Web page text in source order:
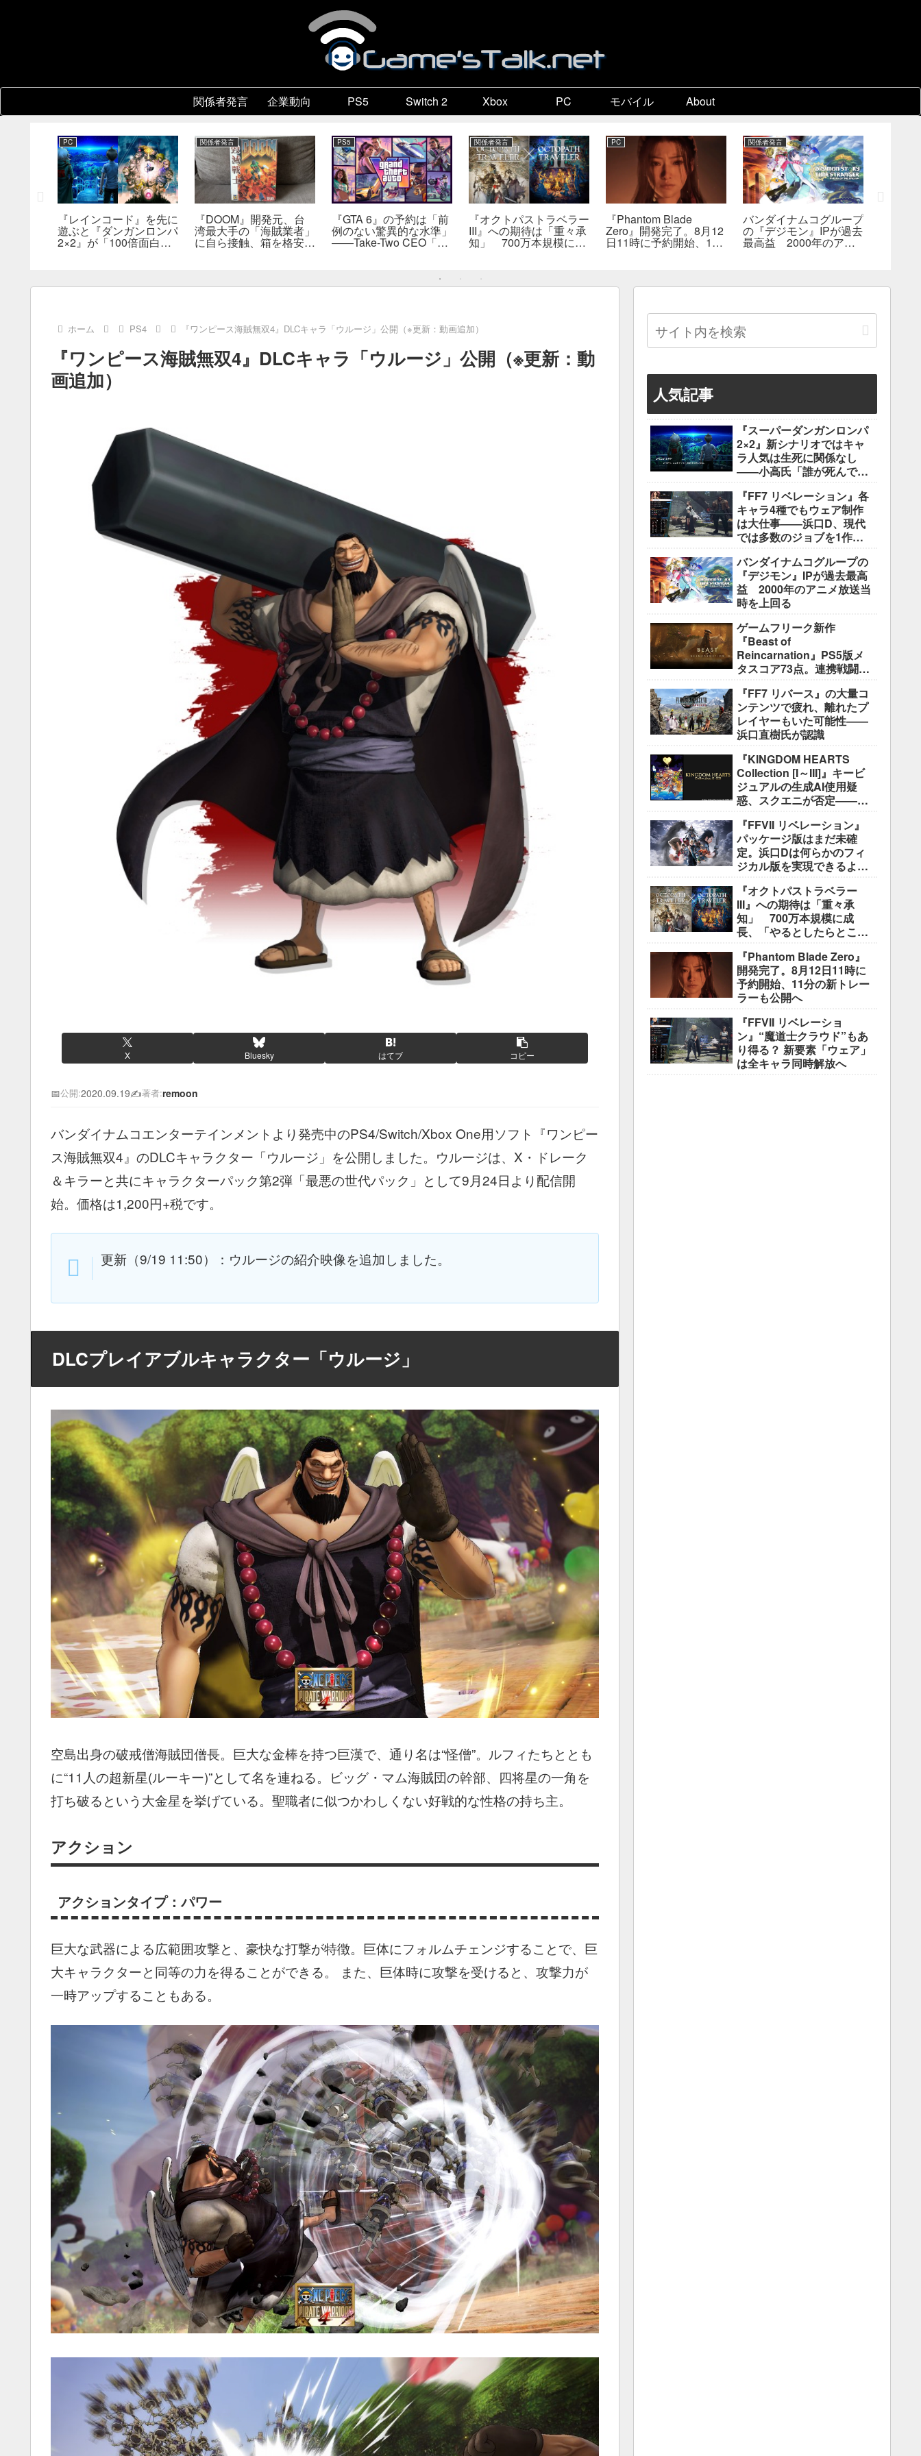
関係者発言 企業動向 PS5 Switch 2 Xbox PC モバイル About
PC
『レインコード』を先に
遊ぶと『ダンガンロンパ
2×2』が「100倍面白く
関係者発言
『DOOM』開発元、台
湾最大手の「海賊業者」
に自ら接触、箱を格安で
PS5
『GTA 6』の予約は「前
例のない驚異的な水準」
――Take-Two CEO「販
関係者発言
『オクトパストラベラー
III』への期待は「重々承
知」 700万本規模に成
也氏
PC
『Phantom Blade
Zero』開発完了。8月12
日11時に予約開始、11
関係者発言
バンダイナムコグループ
の『デジモン』IPが過去
最高益 2000年のアニ
ホーム PS4 『ワンピース海賊無双4』DLCキャラ「ウルージ」公開（※更新：動画追加）
『ワンピース海賊無双4』DLCキャラ「ウルージ」公開（※更新：動
画追加）
X Bluesky はてブ コピー
📅公開:2020.09.19✍️著者:remoon
バンダイナムコエンターテインメントより発売中のPS4/Switch/Xbox One用ソフト『ワンピー
ス海賊無双4』のDLCキャラクター「ウルージ」を公開しました。ウルージは、X・ドレーク
＆キラーと共にキャラクターパック第2弾「最悪の世代パック」として9月24日より配信開
始。価格は1,200円+税です。
更新（9/19 11:50）：ウルージの紹介映像を追加しました。
DLCプレイアブルキャラクター「ウルージ」
空島出身の破戒僧海賊団僧長。巨大な金棒を持つ巨漢で、通り名は“怪僧”。ルフィたちととも
に“11人の超新星(ルーキー)”として名を連ねる。ビッグ・マム海賊団の幹部、四将星の一角を
打ち破るという大金星を挙げている。聖職者に似つかわしくない好戦的な性格の持ち主。
アクション
アクションタイプ：パワー
巨大な武器による広範囲攻撃と、豪快な打撃が特徴。巨体にフォルムチェンジすることで、巨
大キャラクターと同等の力を得ることができる。 また、巨体時に攻撃を受けると、攻撃力が
一時アップすることもある。
人気記事
『スーパーダンガンロンパ
2×2』新シナリオではキャ
ラ人気は生死に関係なし
――小高氏「誰が死んでも
で」
『FF7 リベレーション』各
キャラ4種でもウェア制作
は大仕事――浜口D、現代
では多数のジョブを1作に
説明
バンダイナムコグループの
『デジモン』IPが過去最高
益 2000年のアニメ放送当
時を上回る
ゲームフリーク新作
『Beast of
Reincarnation』PS5版メ
タスコア73点。連携戦闘は
き”には不満
『FF7 リバース』の大量コ
ンテンツで疲れ、離れたプ
レイヤーもいた可能性――
浜口直樹氏が認識
『KINGDOM HEARTS
Collection [I～III]』キービ
ジュアルの生成AI使用疑
惑、スクエニが否定――不
ス」
『FFVII リベレーション』
パッケージ版はまだ未確
定。浜口Dは何らかのフィ
ジカル版を実現できるよう
『オクトパストラベラー
III』への期待は「重々承
知」 700万本規模に成
長、「やるとしたらとこと
『Phantom Blade Zero』
開発完了。8月12日11時に
予約開始、11分の新トレー
ラーも公開へ
『FFVII リベレーショ
ン』“魔道士クラウド”もあ
り得る？ 新要素「ウェア」
は全キャラ同時解放へ